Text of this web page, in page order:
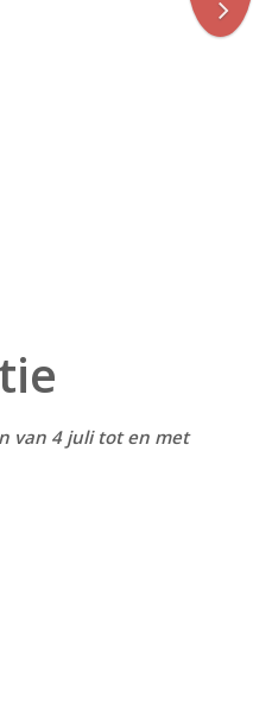
van 4 juli tot en met